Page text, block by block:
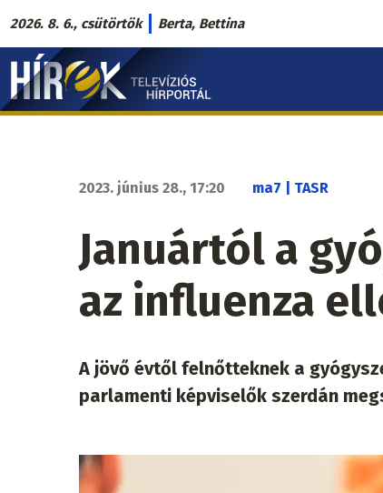
Ugrás
a
tartalomra
2026. 8. 6., csütörtök Berta, Bettina
Hírek.sk
fő
2023. június 28., 17:20 ma7 | TASR
Januártól a
az influenza
A jövő évtől felnőtteknek a
parlamenti képviselők szerdán